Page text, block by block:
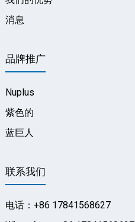
消息
品牌推广
Nuplus
紫色的
蓝巨人
联系我们
电话：+86 17841568627